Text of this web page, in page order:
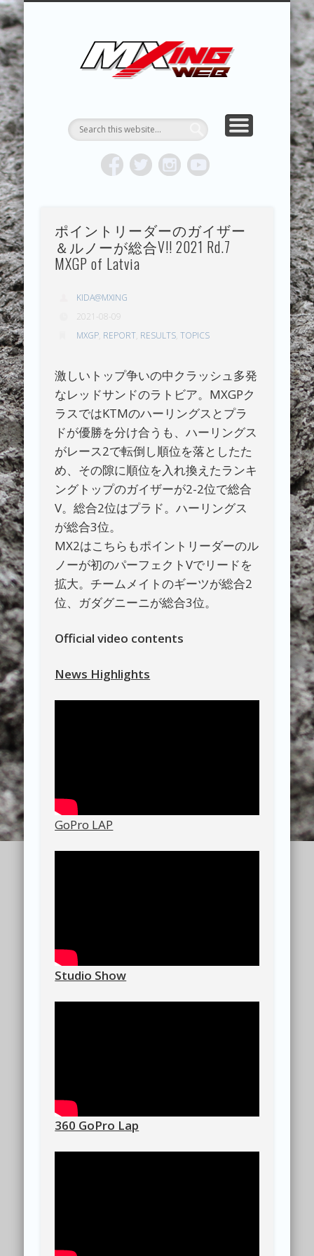
トク
HOME
TOPICS
ABOUT MX
RESULTS
REPORT
MXING & MXING＋PLUS
HYPER MXING
CONTACT
ポイントリーダーのガイザー
＆ルノーが総合V!! 2021 Rd.7
MXGP of Latvia
KIDA@MXING
2021-08-09
MXGP, REPORT, RESULTS,TOPICS
激しいトップ争いの中クラッシュ多発
なレッドサンドのラトビア。MXGPク
ラスではKTMのハーリングスとプラ
ドが優勝を分け合うも、ハーリングス
がレース2で転倒し順位を落としたた
め、その隙に順位を入れ換えたランキ
ングトップのガイザーが2-2位で総合
V。総合2位はプラド。ハーリングス
が総合3位。
MX2はこちらもポイントリーダーのル
ノーが初のパーフェクトVでリードを
拡大。チームメイトのギーツが総合2
位、ガダグニーニが総合3位。
Official video contents
News Highlights
GoPro LAP
Studio Show
360 GoPro Lap